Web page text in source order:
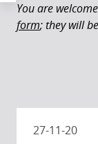
You are
form; they will
27-11-20